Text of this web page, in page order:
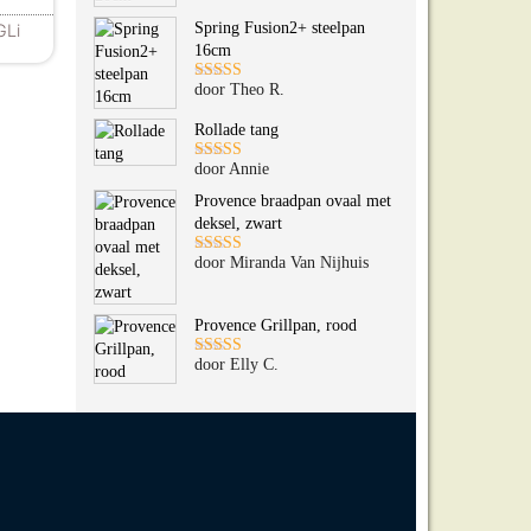
Deze optie kan gekozen worden op de productpagina
Spring Fusion2+ steelpan
16cm
Gewaardeerd
door Theo R.
Rollade tang
Gewaardeerd
5uit 5
door Annie
Provence braadpan ovaal met
deksel, zwart
Gewaardeerd
door Miranda Van Nijhuis
Provence Grillpan, rood
Gewaardeerd
door Elly C.